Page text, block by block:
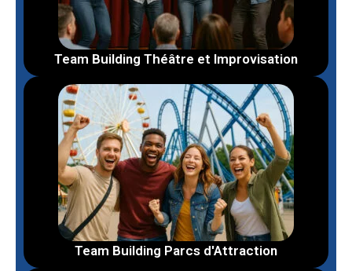
Team Building Théâtre et Improvisation
Team Building Parcs d'Attraction